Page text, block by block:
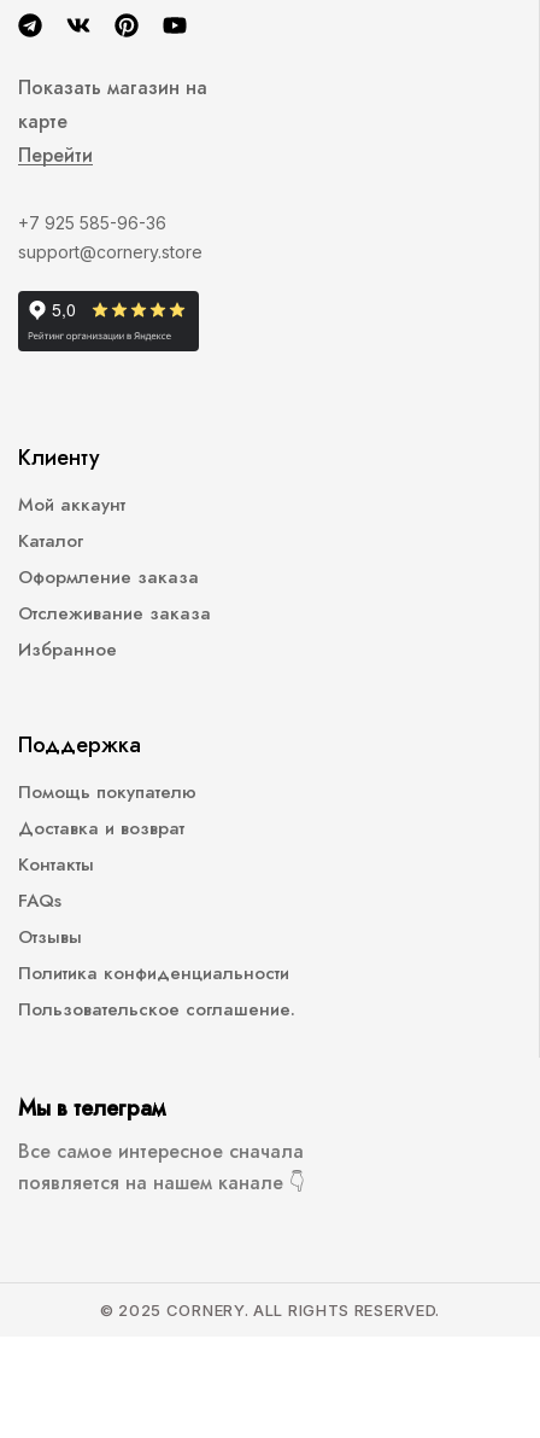
Показать магазин на
карте
Перейти
+7 925 585-96-36
support@cornery.store
Клиенту
Мой аккаунт
Каталог
Оформление заказа
Отслеживание заказа
Избранное
Поддержка
Помощь покупателю
Доставка и возврат
Контакты
FAQs
Отзывы
Политика конфиденциальности
Пользовательское соглашение.
Мы в телеграм
Все самое интересное сначала
появляется на нашем канале 👇
© 2025 CORNERY. ALL RIGHTS RESERVED.